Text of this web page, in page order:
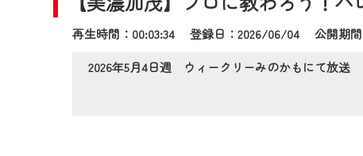
再生時間：00:03:34 登録日：2026/06/04公開期
2026年5月4日週 ウィークリーみのかもにて放送
日時 9/24 9:30～16:30
ご不便をおかけいたしますが、ご